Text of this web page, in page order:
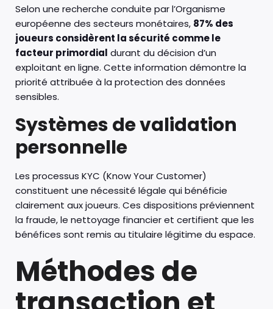
Selon une recherche conduite par l’Organisme
européenne des secteurs monétaires, 87% des
joueurs considèrent la sécurité comme le
facteur primordial durant du décision d’un
exploitant en ligne. Cette information démontre la
priorité attribuée à la protection des données
sensibles.
Systèmes de validation
personnelle
Les processus KYC (Know Your Customer)
constituent une nécessité légale qui bénéficie
clairement aux joueurs. Ces dispositions préviennent
la fraude, le nettoyage financier et certifient que les
bénéfices sont remis au titulaire légitime du espace.
Méthodes de